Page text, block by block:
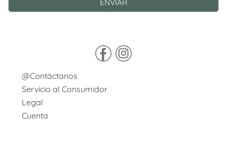
@Contáctanos
Servicio al Consumidor
Legal
Cuenta